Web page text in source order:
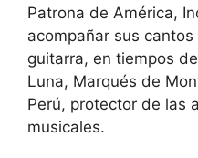
Patrona de América,
acompañar sus
guitarra, en tiempos
Luna, Marqués de
Perú, protector de las
musicales.